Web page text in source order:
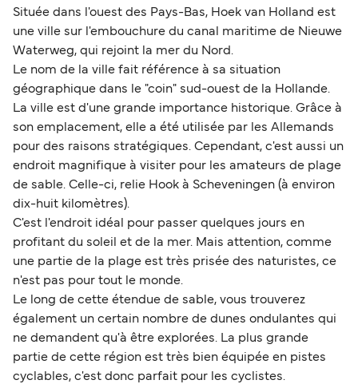
Située dans l'ouest des Pays-Bas, Hoek van Holland est
une ville sur l'embouchure du canal maritime de Nieuwe
Waterweg, qui rejoint la mer du Nord.
Le nom de la ville fait référence à sa situation
géographique dans le "coin" sud-ouest de la Hollande.
La ville est d'une grande importance historique. Grâce à
son emplacement, elle a été utilisée par les Allemands
pour des raisons stratégiques. Cependant, c'est aussi un
endroit magnifique à visiter pour les amateurs de plage
de sable. Celle-ci, relie Hook à Scheveningen (à environ
dix-huit kilomètres).
C'est l'endroit idéal pour passer quelques jours en
profitant du soleil et de la mer. Mais attention, comme
une partie de la plage est très prisée des naturistes, ce
n'est pas pour tout le monde.
Le long de cette étendue de sable, vous trouverez
également un certain nombre de dunes ondulantes qui
ne demandent qu'à être explorées. La plus grande
partie de cette région est très bien équipée en pistes
cyclables, c'est donc parfait pour les cyclistes.